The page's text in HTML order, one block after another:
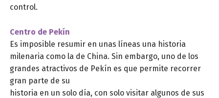
control.
Centro de Pekín
Es imposible resumir en unas líneas una historia
milenaria como la de China. Sin embargo, uno de los
grandes atractivos de Pekín es que permite recorrer
gran parte de su
historia en un solo día, con solo visitar algunos de sus